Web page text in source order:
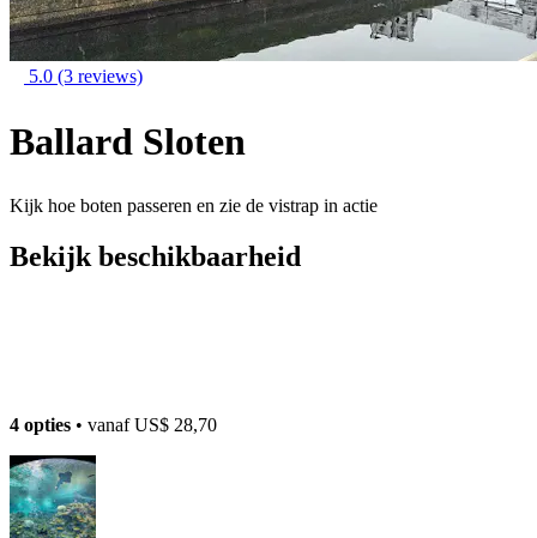
5.0 (3 reviews)
Ballard Sloten
Kijk hoe boten passeren en zie de vistrap in actie
Bekijk beschikbaarheid
4 opties • vanafUS$ 28,70